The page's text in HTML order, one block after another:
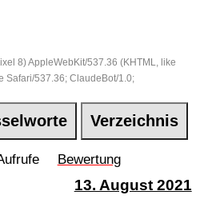
8) AppleWebKit/537.36 (KHTML, like
Safari/537.36; ClaudeBot/1.0;
Verzeichnis
Bewertung
13. August 2021